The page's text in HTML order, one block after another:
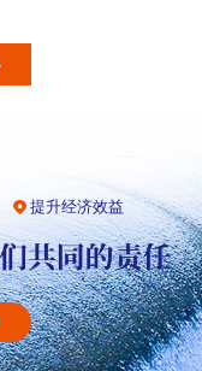
提升经济效益